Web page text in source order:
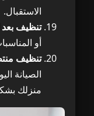
الاستقبال.
تنظيف بعد
أو
تنظيف
الصيانة
منزلك